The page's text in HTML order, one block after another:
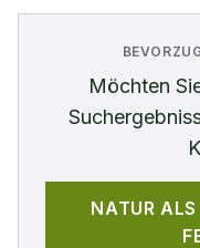
Möchten
NATUR ALS